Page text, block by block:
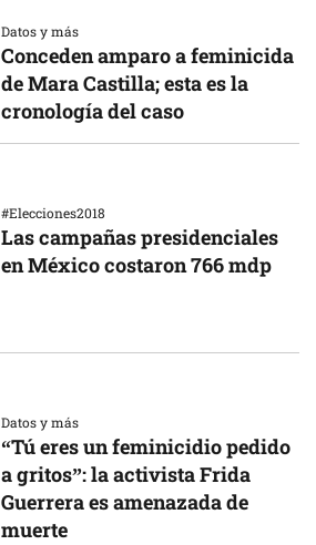
Datos y más
Conceden amparo a feminicida
de Mara Castilla; esta es la
cronología del caso
#Elecciones2018
Las campañas presidenciales
en México costaron 766 mdp
Datos y más
“Tú eres un feminicidio pedido
a gritos”: la activista Frida
Guerrera es amenazada de
muerte